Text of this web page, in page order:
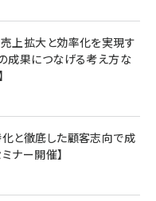
売上拡大と効率化を実現す
成果につなげる考え方な
と徹底した顧客志向で成
ナー開催】